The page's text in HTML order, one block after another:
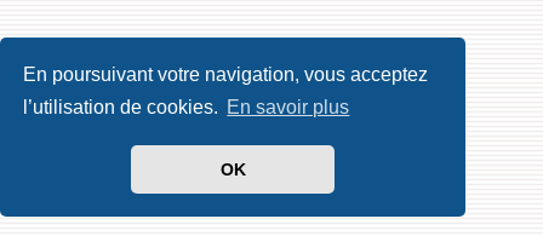
En poursuivant votre navigation, vous acceptez
l’utilisation de cookies. En savoir plus
OK